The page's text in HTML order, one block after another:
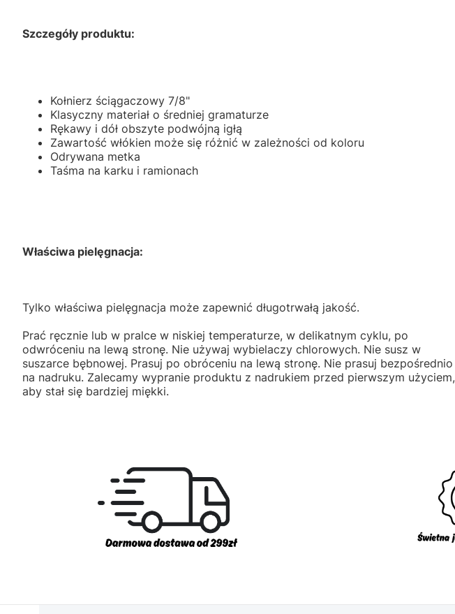
Szczegóły produktu:
Kołnierz ściągaczowy 7/8"
Klasyczny materiał o średniej gramaturze
Rękawy i dół obszyte podwójną igłą
Zawartość włókien może się różnić w zależności od koloru
Odrywana metka
Taśma na karku i ramionach
Właściwa pielęgnacja:
Tylko właściwa pielęgnacja może zapewnić długotrwałą jakość.
Prać ręcznie lub w pralce w niskiej temperaturze, w delikatnym cyklu, po
odwróceniu na lewą stronę. Nie używaj wybielaczy chlorowych. Nie susz w
suszarce bębnowej. Prasuj po obróceniu na lewą stronę. Nie prasuj bezpośrednio
na nadruku. Zalecamy wypranie produktu z nadrukiem przed pierwszym użyciem,
aby stał się bardziej miękki.